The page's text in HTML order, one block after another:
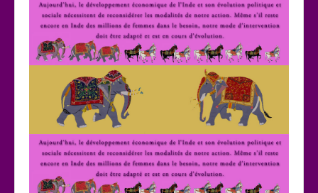
Sites amis